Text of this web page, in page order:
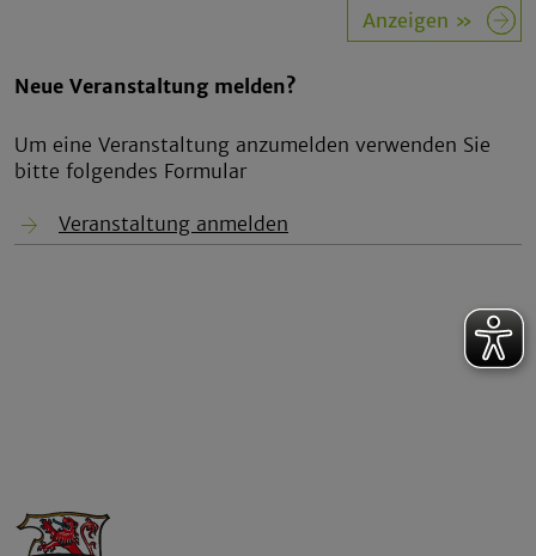
Neue Veranstaltung melden?
Um eine Veranstaltung anzumelden verwenden Sie
bitte folgendes Formular
Veranstaltung anmelden